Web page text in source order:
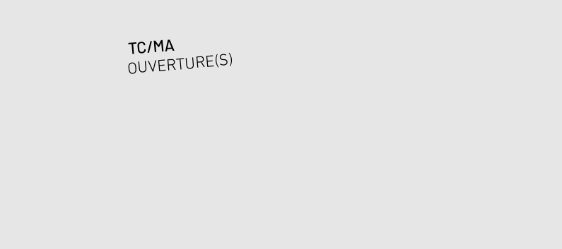
OUVERTURE(S)
TC/MA